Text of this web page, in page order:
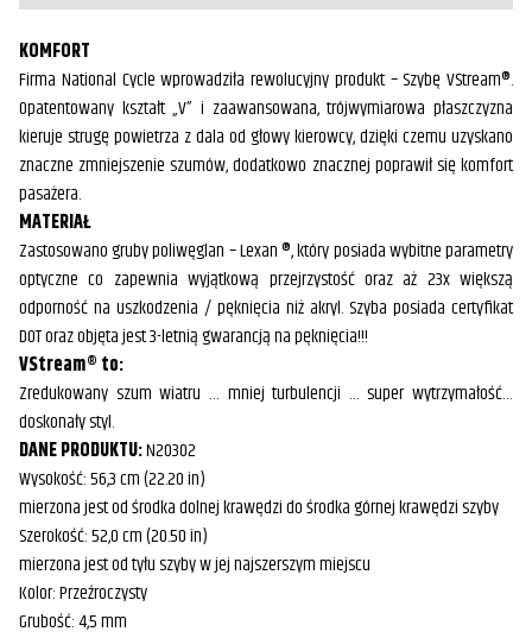
KOMFORT
Firma National Cycle wprowadziła rewolucyjny produkt – Szybę VStream®.
Opatentowany kształt „V” i zaawansowana, trójwymiarowa płaszczyzna
kieruje strugę powietrza z dala od głowy kierowcy, dzięki czemu uzyskano
znaczne zmniejszenie szumów, dodatkowo znacznej poprawił się komfort
pasażera.
MATERIAŁ
Zastosowano gruby poliwęglan – Lexan ®, który posiada wybitne parametry
optyczne co zapewnia wyjątkową przejrzystość oraz aż 23x większą
odporność na uszkodzenia / pęknięcia niż akryl. Szyba posiada certyfikat
DOT oraz objęta jest 3-letnią gwarancją na pęknięcia!!!
VStream® to:
Zredukowany szum wiatru … mniej turbulencji … super wytrzymałość…
doskonały styl.
DANE PRODUKTU:N20302
Wysokość: 56,3 cm (22.20 in)
mierzona jest od środka dolnej krawędzi do środka górnej krawędzi szyby
Szerokość: 52,0 cm (20.50 in)
mierzona jest od tyłu szyby w jej najszerszym miejscu
Kolor: Przeźroczysty
Grubość: 4,5 mm